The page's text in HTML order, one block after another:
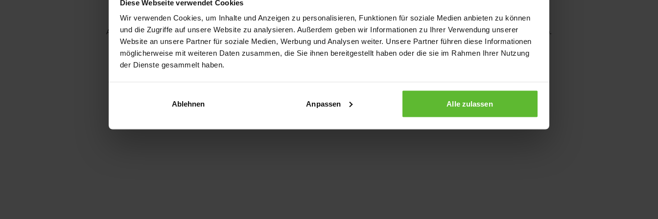
Diese Webseite verwendet Cookies
Wir verwenden Cookies, um Inhalte und Anzeigen zu personalisieren, Funktionen für soziale Medien anbieten zu können
und die Zugriffe auf unsere Website zu analysieren. Außerdem geben wir Informationen zu Ihrer Verwendung unserer
Website an unsere Partner für soziale Medien, Werbung und Analysen weiter. Unsere Partner führen diese Informationen
möglicherweise mit weiteren Daten zusammen, die Sie ihnen bereitgestellt haben oder die sie im Rahmen Ihrer Nutzung
der Dienste gesammelt haben.
Ablehnen Anpassen Alle zulassen
Application error: a client-side exception has occurred while loading www.kurzwego.de (see the browser console for more information).